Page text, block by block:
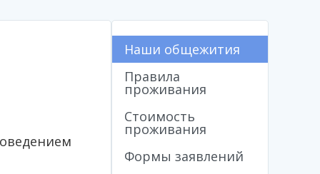
Наши общежития
Правила
проживания
Стоимость
проживания
Формы заявлений